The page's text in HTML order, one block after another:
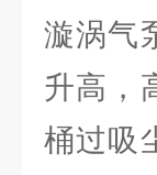
漩涡气
升高，
桶过吸